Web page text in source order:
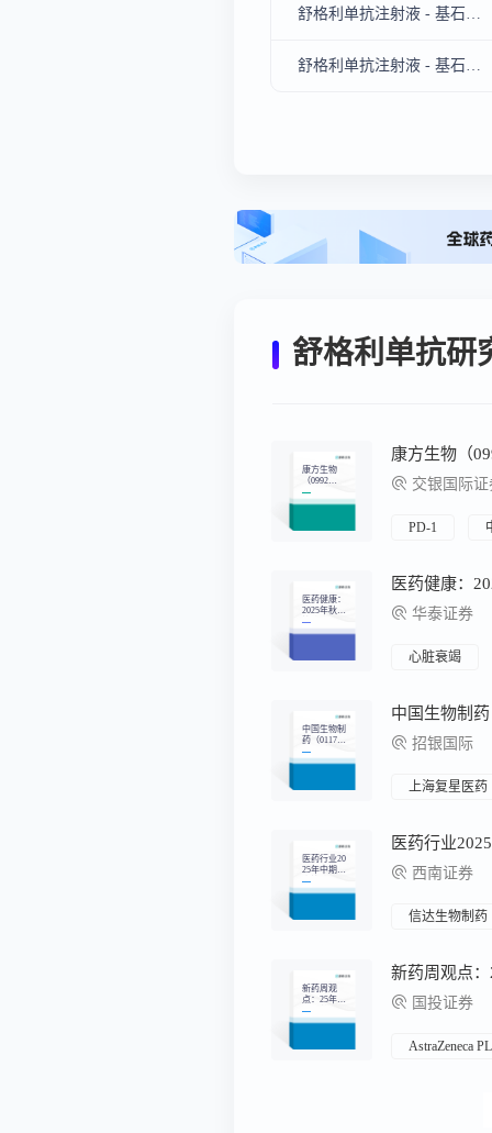
舒格利单抗注射液 - 基石药业（苏州）有限公司、无锡药明生物技术股份有限公司
舒格利单抗注射液 - 基石药业（苏州）有限公司
舒格利单抗研
康方生物
（0992
6）：依沃
西较PD-1显
交银国际证
PD-1
医药健康：
2025年秋季
策略会速
递：创新药
华泰证券
心脏衰竭
中国生物制
药（0117
7）：创新
管线价值重
招银国际
上海复星医药
医药行业20
25年中期投
资策略：BD
加速创新药
西南证券
信达生物制药
新药周观
点：25年医
保调整工作
启动，多个
国投证券
AstraZeneca